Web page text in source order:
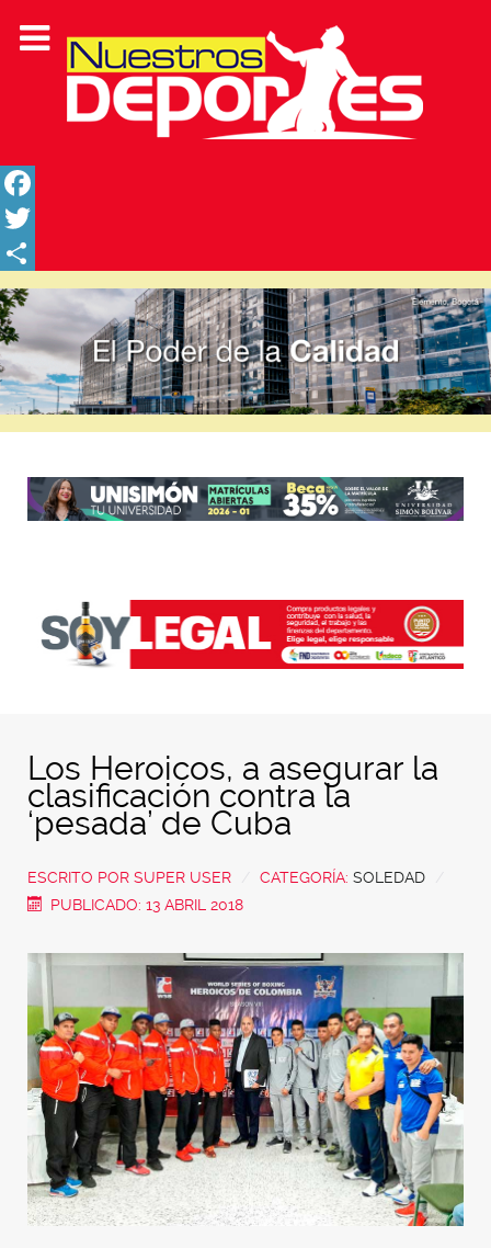
Facebook
Twitter
Share
Los Heroicos, a asegurar la
clasificación contra la
‘pesada’ de Cuba
ESCRITO POR SUPER USER CATEGORÍA: SOLEDAD
PUBLICADO: 13 ABRIL 2018